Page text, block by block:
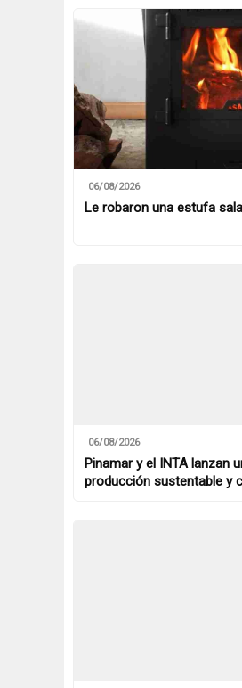
06/08/2026
Le robaron una estufa
06/08/2026
Pinamar y el INTA lanzan
producción sustentable y